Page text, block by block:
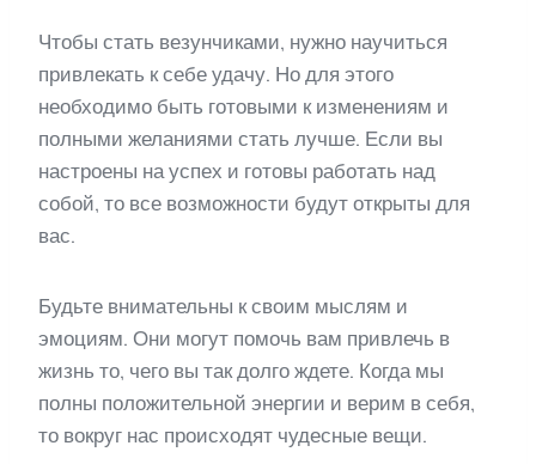
Чтобы стать везунчиками, нужно научиться
привлекать к себе удачу. Но для этого
необходимо быть готовыми к изменениям и
полными желаниями стать лучше. Если вы
настроены на успех и готовы работать над
собой, то все возможности будут открыты для
вас.
Будьте внимательны к своим мыслям и
эмоциям. Они могут помочь вам привлечь в
жизнь то, чего вы так долго ждете. Когда мы
полны положительной энергии и верим в себя,
то вокруг нас происходят чудесные вещи.